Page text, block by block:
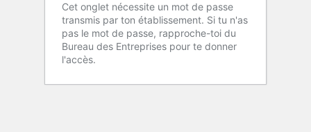
Cet onglet nécessite un mot de passe
transmis par ton établissement. Si tu n'as
pas le mot de passe, rapproche-toi du
Bureau des Entreprises pour te donner
l'accès.